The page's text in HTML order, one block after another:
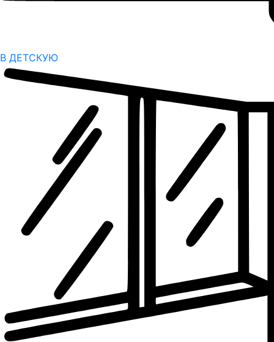
В ДЕТСКУЮ